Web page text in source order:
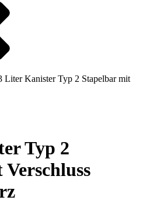
in-Box
Liter Kanister Typ 2 Stapelbar mit
Typ 2